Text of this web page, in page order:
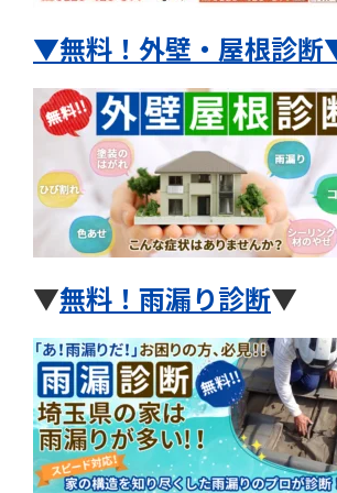
▼無料！外壁・屋根診断
▼無料！雨漏り診断▼